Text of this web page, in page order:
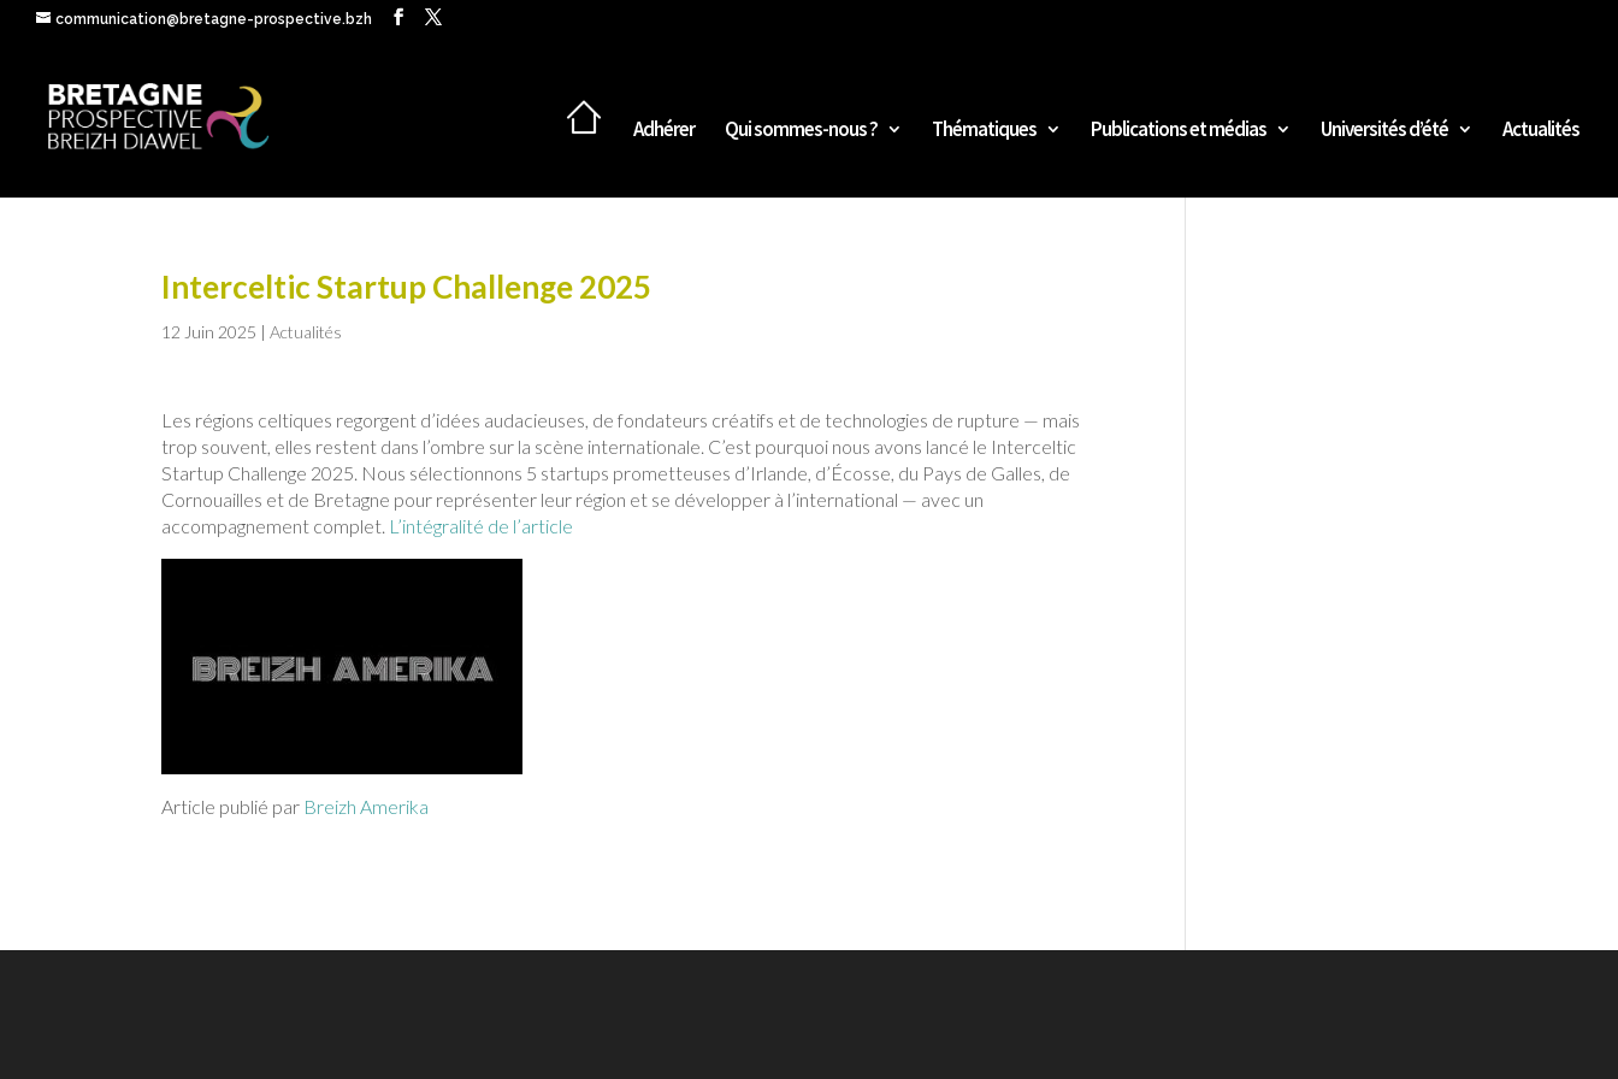
communication@bretagne-prospective.bzh
Adhérer Qui sommes-nous ? Thématiques Publications et médias Universités d’été Actualités
Interceltic Startup Challenge 2025
12 Juin 2025 |Actualités
Les régions celtiques regorgent d’idées audacieuses, de fondateurs créatifs et de technologies de rupture — mais
trop souvent, elles restent dans l’ombre sur la scène internationale. C’est pourquoi nous avons lancé le Interceltic
Startup Challenge 2025. Nous sélectionnons 5 startups prometteuses d’Irlande, d’Écosse, du Pays de Galles, de
Cornouailles et de Bretagne pour représenter leur région et se développer à l’international — avec un
accompagnement complet. L’intégralité de l’article
Article publié par Breizh Amerika